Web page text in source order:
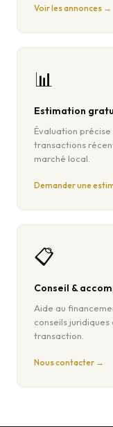
Voir les annonces →
📊
Estimation
Évaluation
transactions
marché local.
Demander une
📋
Conseil &
Aide au
conseils
transaction.
Nous contacter →